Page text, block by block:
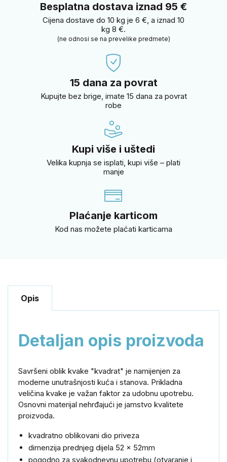
Besplatna dostava iznad 95 €
Cijena dostave do 10 kg je 6 €, a iznad 10
kg 8 €.
(ne odnosi se na prevelike predmete)
15 dana za povrat
Kupujte bez brige, imate 15 dana za povrat
robe
Kupi više i uštedi
Velika kupnja se isplati, kupi više – plati
manje
Plaćanje karticom
Kod nas možete plaćati karticama
Opis
Detaljan opis proizvoda
Savršeni oblik kvake "kvadrat" je namijenjen za
moderne unutrašnjosti kuća i stanova. Prikladna
veličina kvake je važan faktor za udobnu upotrebu.
Osnovni materijal nehrđajući je jamstvo kvalitete
proizvoda.
kvadratno oblikovani dio priveza
dimenzija prednjeg dijela 52 x 52mm
pogodno za svakodnevnu upotrebu (otvaranje i